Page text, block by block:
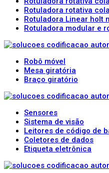
Rotuladora rotativa
Rotuladora Linear holt
Rotuladora modular e
Robô móvel
Mesa giratória
Braço giratório
Sensores
Sistema de visão
Leitores de código de
Coletores de dados
Etiqueta eletrônica